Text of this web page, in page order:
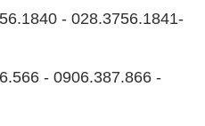
- 028.3756.1841-
- 0906.387.866 -